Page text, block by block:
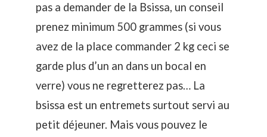
pas a demander de la Bsissa, un conseil
prenez minimum 500 grammes (si vous
avez de la place commander 2 kg ceci se
garde plus d’un an dans un bocal en
verre) vous ne regretterez pas… La
bsissa est un entremets surtout servi au
petit déjeuner. Mais vous pouvez le